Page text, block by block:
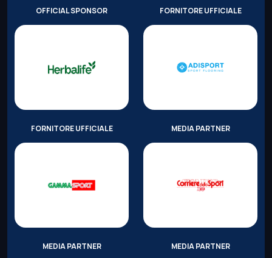
OFFICIAL SPONSOR FORNITORE UFFICIALE
FORNITORE UFFICIALE MEDIA PARTNER
MEDIA PARTNER MEDIA PARTNER